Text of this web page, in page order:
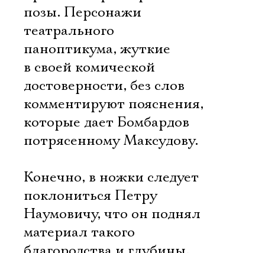
позы. Персонажи
театрального
паноптикума, жуткие
в своей комической
достоверности, без слов
комментируют пояснения,
которые дает Бомбардов
потрясенному Максудову.
Конечно, в ножки следует
поклониться Петру
Наумовичу, что он поднял
материал такого